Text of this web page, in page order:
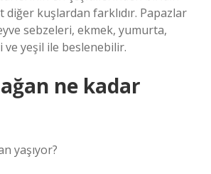
diğer kuşlardan farklıdır. Papazlar
sebzeleri, ekmek, yumurta,
ve yeşil ile beslenebilir.
ne kadar
yaşıyor?